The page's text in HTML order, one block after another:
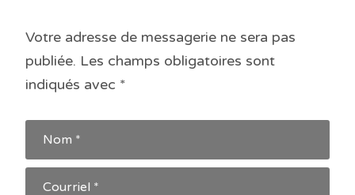
Votre adresse de messagerie ne sera pas
publiée. Les champs obligatoires sont
indiqués avec *